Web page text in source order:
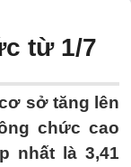
từ 1/7
sở tăng lên
chức cao
nhất là 3,41